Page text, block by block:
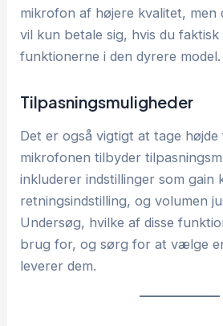
mikrofon af højere kvalitet, men
vil kun betale sig, hvis du
funktionerne i den dyrere model.
Tilpasningsmuligheder
Det er også vigtigt at tage
mikrofonen tilbyder
inkluderer indstillinger som gain
retningsindstilling, og volumen
Undersøg, hvilke af disse
brug for, og sørg for at vælge
leverer dem.